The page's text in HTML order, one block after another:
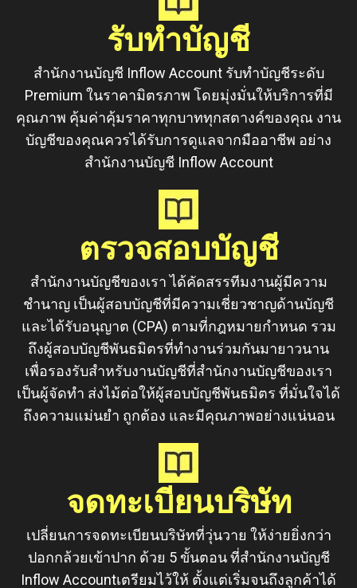
รับทำบัญชี
สำนักงานบัญชี Inflow Account รับทำบัญชีระดับ
Premium ในราคามิตรภาพ โดยมุ่งมั่นให้บริการที่มี
คุณภาพ คุ้มค่าคุ้มราคาทุกบาททุกสตางค์ของคุณ งาน
บัญชีของคุณควรได้รับการดูแลจากมืออาชีพ อย่าง
สำนักงานบัญชี Inflow Account
ตรวจสอบบัญชี
สำนักงานบัญชีของเรา ได้คัดสรรทีมงานผู้มีความ
ชำนาญ เป็นผู้สอบบัญชีที่มีความเชี่ยวชาญด้านบัญชี
และได้รับอนุญาต (CPA) ตามที่กฎหมายกำหนด รวม
ถึงผู้สอบบัญชีพันธมิตรที่ทำงานร่วมกันมายาวนาน
เพื่อรองรับสำหรับงานบัญชีที่สำนักงานบัญชีของเรา
เป็นผู้จัดทำ ส่งไม้ต่อให้ผู้สอบบัญชีพันธมิตร ที่มั่นใจได้
ถึงความแม่นยำ ถูกต้อง และมีคุณภาพอย่างแน่นอน
จดทะเบียนบริษัท
เปลี่ยนการจดทะเบียนบริษัทที่วุ่นวาย ให้ง่ายยิ่งกว่า
ปอกกล้วยเข้าปาก ด้วย 5 ขั้นตอน ที่สำนักงานบัญชี
Inflow Accountเตรียมไว้ให้ ตั้งแต่เริ่มจนถึงลูกค้าได้